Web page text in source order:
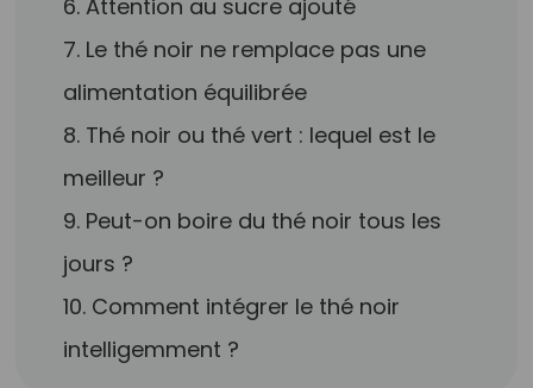
6. Attention au sucre ajouté
7. Le thé noir ne remplace pas une
alimentation équilibrée
8. Thé noir ou thé vert : lequel est le
meilleur ?
9. Peut-on boire du thé noir tous les
jours ?
10. Comment intégrer le thé noir
intelligemment ?